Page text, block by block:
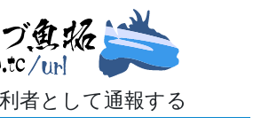
者として通報する